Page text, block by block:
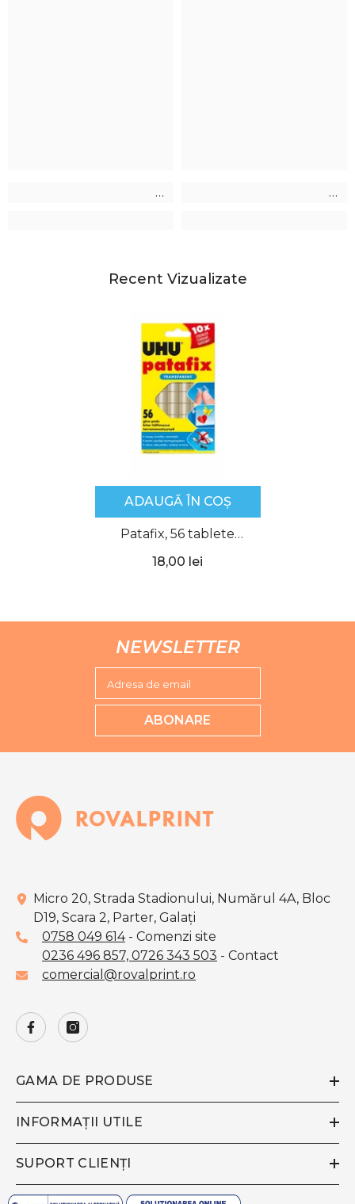
Recent Vizualizate
ADAUGĂ ÎN COȘ
Patafix, 56 tablete
transparente, Uhu
18,00 lei
NEWSLETTER
Adresa de email
ABONARE
Micro 20, Strada Stadionului, Numărul 4A, Bloc
D19, Scara 2, Parter, Galaţi
0758 049 614- Comenzi site
0236 496 857, 0726 343 503 - Contact
comercial@rovalprint.ro
GAMA DE PRODUSE
INFORMAȚII UTILE
SUPORT CLIENȚI